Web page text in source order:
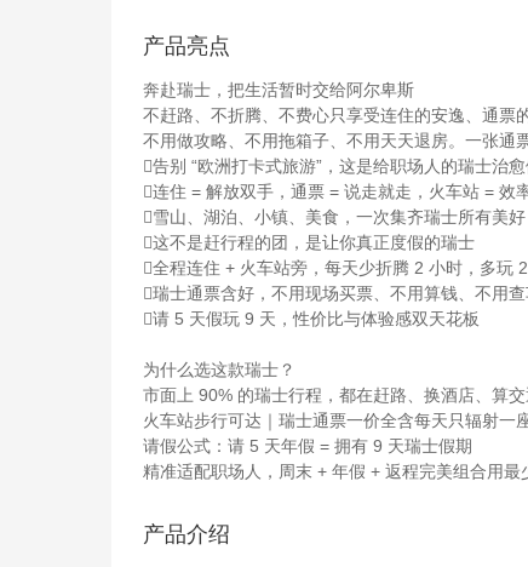
产品亮点
奔赴瑞士，把生活暂时交给阿尔卑斯
不赶路、不折腾、不费心只享受连住的安逸、通票
不用做攻略、不用拖箱子、不用天天退房。一张通
告别 “欧洲打卡式旅游”，这是给职场人的瑞士治
连住 = 解放双手，通票 = 说走就走，火车站 = 效
雪山、湖泊、小镇、美食，一次集齐瑞士所有美好
这不是赶行程的团，是让你真正度假的瑞士
全程连住 + 火车站旁，每天少折腾 2 小时，多玩
瑞士通票含好，不用现场买票、不用算钱、不用
请 5 天假玩 9 天，性价比与体验感双天花板
为什么选这款瑞士？
市面上 90% 的瑞士行程，都在赶路、换酒店、算
火车站步行可达｜瑞士通票一价全含每天只辐射一
请假公式：请 5 天年假 = 拥有 9 天瑞士假期
精准适配职场人，周末 + 年假 + 返程完美组合用
产品介绍